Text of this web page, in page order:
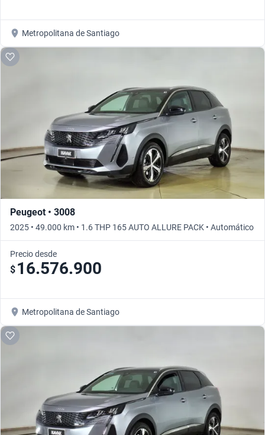
Metropolitana de Santiago
Peugeot • 3008
2025 • 49.000 km • 1.6 THP 165 AUTO ALLURE PACK • Automático
Precio desde
$ 16.576.900
Metropolitana de Santiago